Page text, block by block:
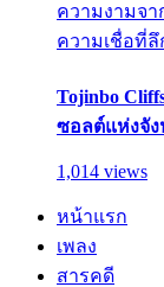
ความงามจา
ความเชื่อที่ลึ
Tojinbo
ซอลต์แห่งจั
1,014 views
หน้าแรก
เพลง
สารคดี